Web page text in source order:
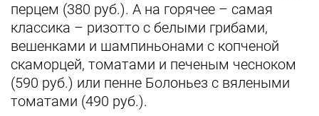
перцем (380 руб.). А на горячее – самая
классика – ризотто с белыми грибами,
вешенками и шампиньонами с копченой
скаморцей, томатами и печеным чесноком
(590 руб.) или пенне Болоньез с вялеными
томатами (490 руб.).